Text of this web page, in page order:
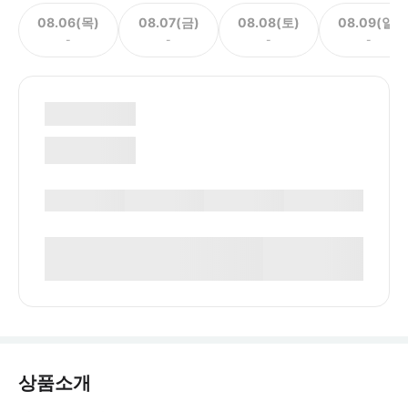
08.06(목)
-
08.07(금)
-
08.08(토)
-
08.09(일)
-
상품소개